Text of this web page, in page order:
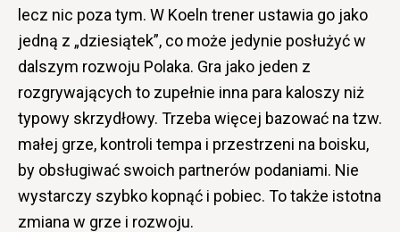
lecz nic poza tym. W Koeln trener ustawia go jako
jedną z „dziesiątek”, co może jedynie posłużyć w
dalszym rozwoju Polaka. Gra jako jeden z
rozgrywających to zupełnie inna para kaloszy niż
typowy skrzydłowy. Trzeba więcej bazować na tzw.
małej grze, kontroli tempa i przestrzeni na boisku,
by obsługiwać swoich partnerów podaniami. Nie
wystarczy szybko kopnąć i pobiec. To także istotna
zmiana w grze i rozwoju.